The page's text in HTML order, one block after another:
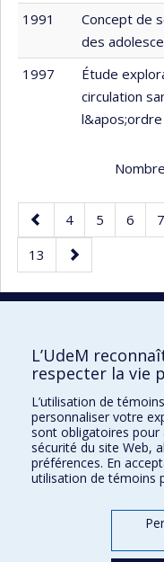
1991
Concept de
des
1997
Étude
circulation
l&apos;ordre
Page
précédente
Page
4 Page
5 Page
6 7
Page
13
Page
suivante
Faculté des
Pavillon Marie-Victorin
90, avenue Vincent-d'Indy
Montréal (Québec) H2V 2S9
L’UdeM
respecter la vie
L’utilisation de
personnaliser votre
sont obligatoires
sécurité du site Web,
préférences. En
utilisation de témoins